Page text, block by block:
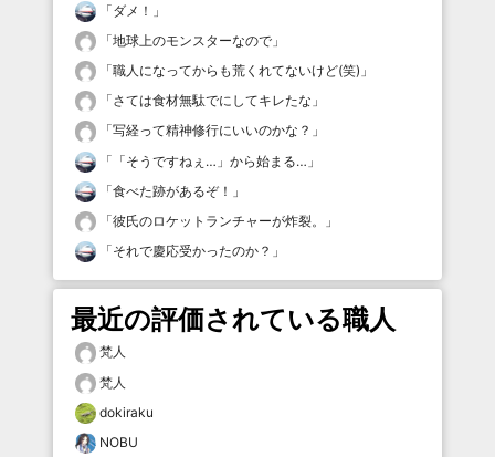
「ダメ！ 」
「地球上のモンスターなので 」
「職人になってからも荒くれてないけど(笑) 」
「さては食材無駄でにしてキレたな 」
「写経って精神修行にいいのかな？ 」
「 「そうですねぇ…」から始まる… 」
「食べた跡があるぞ！ 」
「彼氏のロケットランチャーが炸裂。
」
「それで慶応受かったのか？ 」
最近の評価されている職人
梵人
梵人
dokiraku
NOBU